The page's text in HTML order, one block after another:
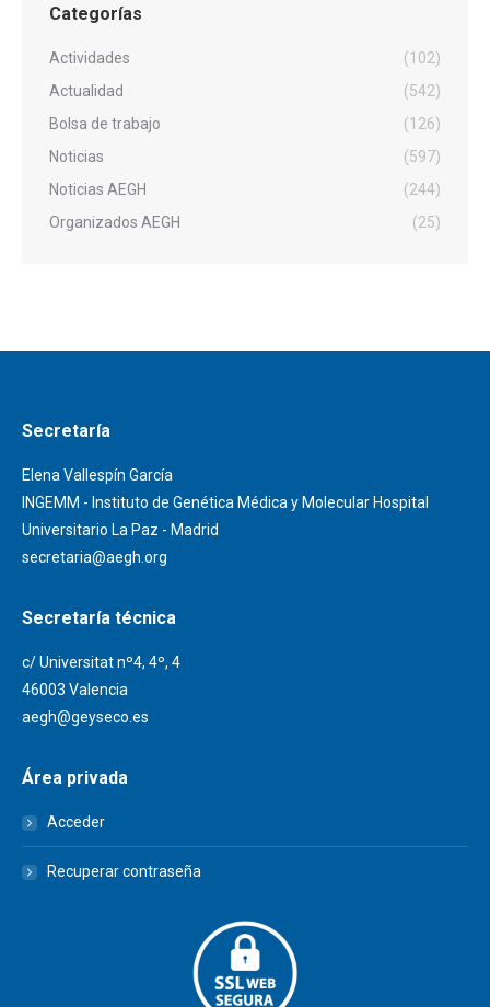
Categorías
Actividades
(102)
Actualidad
(542)
Bolsa de trabajo
(126)
Noticias
(597)
Noticias AEGH
(244)
Organizados AEGH
(25)
Secretaría
Elena Vallespín García
INGEMM - Instituto de Genética Médica y Molecular Hospital
Universitario La Paz - Madrid
secretaria@aegh.org
Secretaría técnica
c/ Universitat nº4, 4º, 4
46003 Valencia
aegh@geyseco.es
Área privada
Acceder
Recuperar contraseña